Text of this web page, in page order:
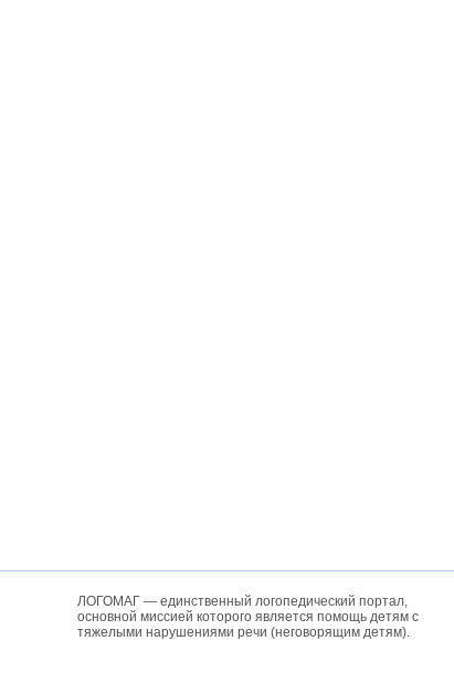
ЛОГОМАГ — единственный логопедический портал,
основной миссией которого является помощь детям с
тяжелыми нарушениями речи (неговорящим детям).